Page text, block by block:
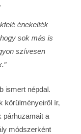
énekelték
sok más is
szívesen
ismert népdal.
körülményeiről ír,
párhuzamait a
módszerként